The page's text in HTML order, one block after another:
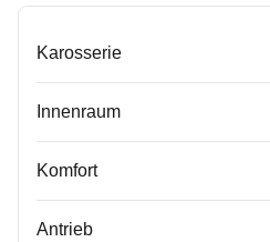
Karosserie
Innenraum
Komfort
Antrieb